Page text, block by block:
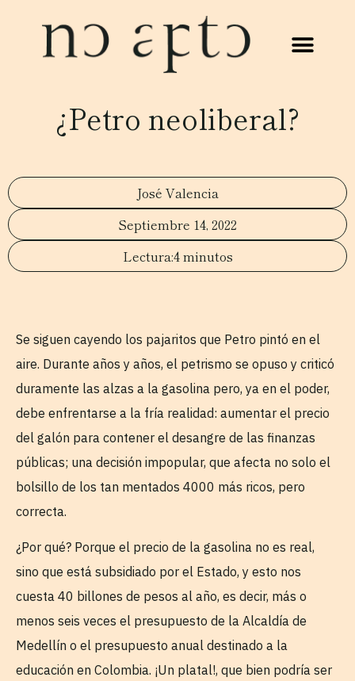
¿Petro neoliberal?
José Valencia
Septiembre 14, 2022
4 minutos
Se siguen cayendo los pajaritos que Petro pintó en el
aire. Durante años y años, el petrismo se opuso y criticó
duramente las alzas a la gasolina pero, ya en el poder,
debe enfrentarse a la fría realidad: aumentar el precio
del galón para contener el desangre de las finanzas
públicas; una decisión impopular, que afecta no solo el
bolsillo de los tan mentados 4000 más ricos, pero
correcta.
¿Por qué? Porque el precio de la gasolina no es real,
sino que está subsidiado por el Estado, y esto nos
cuesta 40 billones de pesos al año, es decir, más o
menos seis veces el presupuesto de la Alcaldía de
Medellín o el presupuesto anual destinado a la
educación en Colombia. ¡Un platal!, que bien podría ser